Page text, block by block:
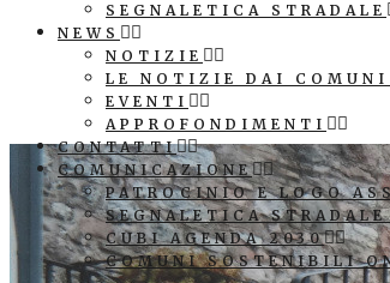
SEGNALETICA STRADALE
NEWS
NOTIZIE
LE NOTIZIE DAI
EVENTI
APPROFONDIMENTI
CONTATTI
COMUNICAZIONE
PATROCINIO E LOGO
SEGNALETICA
CUBI AGENDA 2030
COMUNI SOSTENIBILI